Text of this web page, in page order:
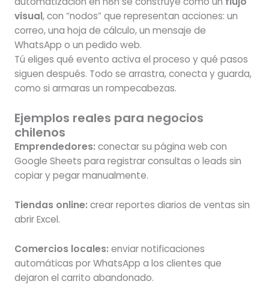
visual, con “nodos” que representan acciones: un
correo, una hoja de cálculo, un mensaje de
WhatsApp o un pedido web.
Tú eliges qué evento activa el proceso y qué pasos
siguen después. Todo se arrastra, conecta y guarda,
como si armaras un rompecabezas.
Ejemplos reales para negocios
chilenos
Emprendedores: conectar su página web con
Google Sheets para registrar consultas o leads sin
copiar y pegar manualmente.
Tiendas online: crear reportes diarios de ventas sin
abrir Excel.
Comercios locales: enviar notificaciones
automáticas por WhatsApp a los clientes que
dejaron el carrito abandonado.